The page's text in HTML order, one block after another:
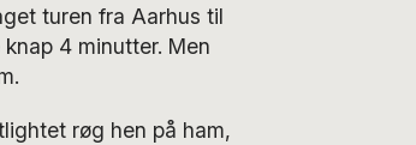
turen fra Aarhus til
4 minutter. Men
røg hen på ham,